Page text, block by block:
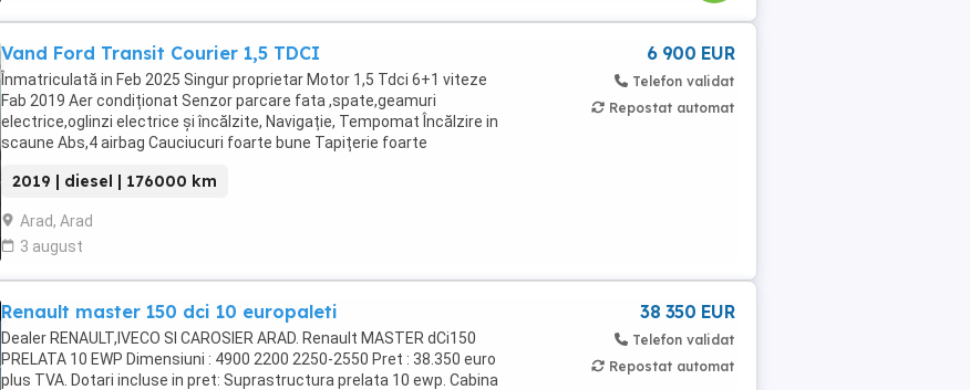
Vand Ford Transit Courier 1,5 TDCI
Înmatriculată in Feb 2025 Singur proprietar Motor 1,5 Tdci 6+1 viteze
Fab 2019 Aer condiționat Senzor parcare fata ,spate,geamuri
electrice,oglinzi electrice și încălzite, Navigație, Tempomat Încălzire in
scaune Abs,4 airbag Cauciucuri foarte bune Tapițerie foarte
2019 | diesel | 176000 km
Arad, Arad
3 august
6 900 EUR
Telefon validat
Repostat automat
Renault master 150 dci 10 europaleti
Dealer RENAULT,IVECO SI CAROSIER ARAD. Renault MASTER dCi150
PRELATA 10 EWP Dimensiuni : 4900 2200 2250-2550 Pret : 38.350 euro
plus TVA. Dotari incluse in pret: Suprastructura prelata 10 ewp. Cabina
38 350 EUR
Telefon validat
Repostat automat